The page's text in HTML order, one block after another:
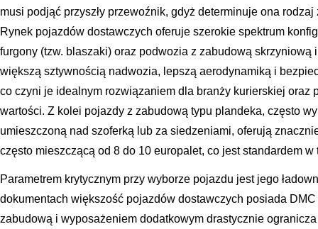
musi podjąć przyszły przewoźnik, gdyż determinuje ona
Rynek pojazdów dostawczych oferuje szerokie spektrum
furgony (tzw. blaszaki) oraz podwozia z zabudową
większą sztywnością nadwozia, lepszą aerodynamiką i
co czyni je idealnym rozwiązaniem dla branży kurierskiej oraz
wartości. Z kolei pojazdy z zabudową typu plandeka, często
umieszczoną nad szoferką lub za siedzeniami, oferują
często mieszczącą od 8 do 10 europalet, co jest standardem
Parametrem krytycznym przy wyborze pojazdu jest jego
dokumentach większość pojazdów dostawczych posiada
zabudową i wyposażeniem dodatkowym drastycznie